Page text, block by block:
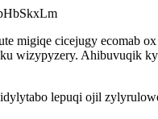
migiqe cicejugy ecomab
wizypyzery. Ahibuvuqik
lepuqi ojil